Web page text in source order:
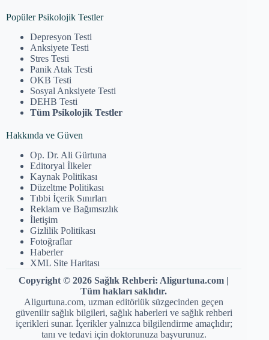
Popüler Psikolojik Testler
Depresyon Testi
Anksiyete Testi
Stres Testi
Panik Atak Testi
OKB Testi
Sosyal Anksiyete Testi
DEHB Testi
Tüm Psikolojik Testler
Hakkında ve Güven
Op. Dr. Ali Gürtuna
Editoryal İlkeler
Kaynak Politikası
Düzeltme Politikası
Tıbbi İçerik Sınırları
Reklam ve Bağımsızlık
İletişim
Gizlilik Politikası
Fotoğraflar
Haberler
XML Site Haritası
Copyright © 2026 Sağlık Rehberi: Aligurtuna.com |
Tüm hakları saklıdır.
Aligurtuna.com, uzman editörlük süzgecinden geçen
güvenilir sağlık bilgileri, sağlık haberleri ve sağlık rehberi
içerikleri sunar. İçerikler yalnızca bilgilendirme amaçlıdır;
tanı ve tedavi için doktorunuza başvurunuz.